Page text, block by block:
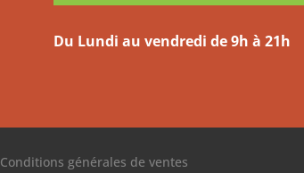
Du Lundi au vendredi de 9h à 21h
Conditions générales de ventes